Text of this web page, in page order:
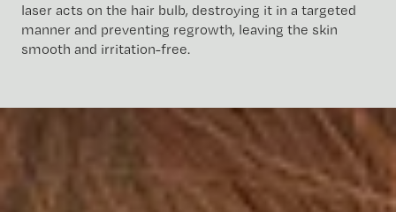
laser acts on the hair bulb, destroying it in a targeted
manner and preventing regrowth, leaving the skin
smooth and irritation-free.